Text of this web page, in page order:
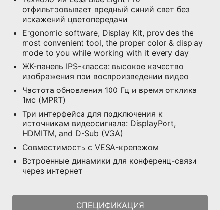
отфильтровывает вредный синий свет без
искажений цветопередачи
Ergonomic software, Display Kit, provides the
most convenient tool, the proper color & display
mode to you while working with it every day
ЖК-панель IPS-класса: высокое качество
изображения при воспроизведении видео
Частота обновления 100 Гц и время отклика
1мс (MPRT)
Три интерфейса для подключения к
источникам видеосигнала: DisplayPort,
HDMITM, and D-Sub (VGA)
Совместимость с VESA-крепежом
Встроенные динамики для конференц-связи
через интернет
СПЕЦИФИКАЦИЯ